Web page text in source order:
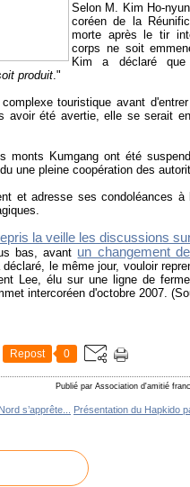
Selon M. Kim Ho-
coréen de la
morte après le tir
corps ne soit
Kim a déclaré
produit."
touristique avant
avoir été avertie, elle se serait
monts Kumgang ont été
une pleine coopération des
et adresse ses condoléances
la veille les discussions
bas, avant un changement
le même jour, vouloir
Lee, élu sur une ligne de
intercoréen d'octobre 2007.
Repost 0
Publié par Association d'amitié
s’apprête... Présentation du Hapkido